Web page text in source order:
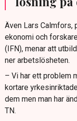
Även Lars
ekonomi och
(IFN), menar att
ner arbetslösheten.
– Vi har ett problem
kortare
dem men man har
TN.